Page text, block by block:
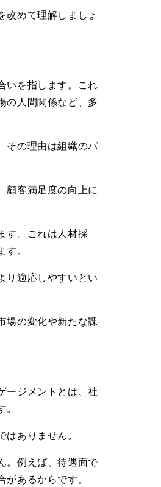
改めて理解しましょ
いを指します。これ
の人間関係など、多
その理由は組織のパ
顧客満足度の向上に
す。これは人材採
。
り適応しやすいとい
場の変化や新たな課
ージメントとは、社
ありません。
。例えば、待遇面で
あるからです。